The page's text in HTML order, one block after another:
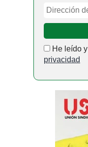
He leído
privacidad